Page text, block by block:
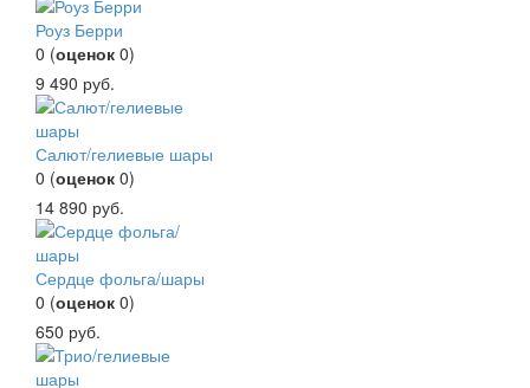
Роуз Берри
0 (оценок 0)
9 490 руб.
Салют/гелиевые шары
0 (оценок 0)
14 890 руб.
Сердце фольга/шары
0 (оценок 0)
650 руб.